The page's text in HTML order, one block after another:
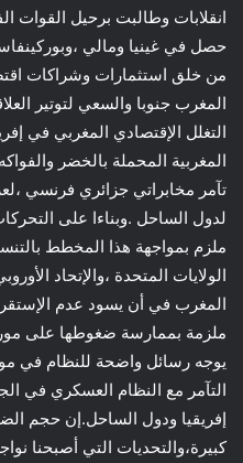
انقلابات وطالبت برحيل القوات
حصل في غينيا ومالي
من خلق استثمارات وشراكات
المغرب جنوبا والسعي لتوتير
التغلل الإقتصادي المغربي في
المغربية المحملة بالخضر
تآمر مخابراتي جزائري فرنسي
لدول الساحل .وبناءا على
ملزم بمواجهة هذا المخطط
الولايات المتحدة ،والإتحاد
المغرب في أن يسود عدم
ملزمة بممارسة ضغوطها على
يوجه رسائل واضحة للنظام في
التآمر مع النظام العسكري في
إفريقيا ودول الساحل.إن حجم
كبيرة،والتحديات التي أصبحنا